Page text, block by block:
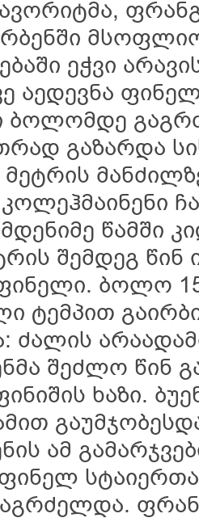
ეჭვი
აედევნა
ბოლომდე
გაზარდა
წამში
შემდეგ წინ
ბოლო
ტემპით
ძალის
შეძლო წინ
ხაზი.
ამ